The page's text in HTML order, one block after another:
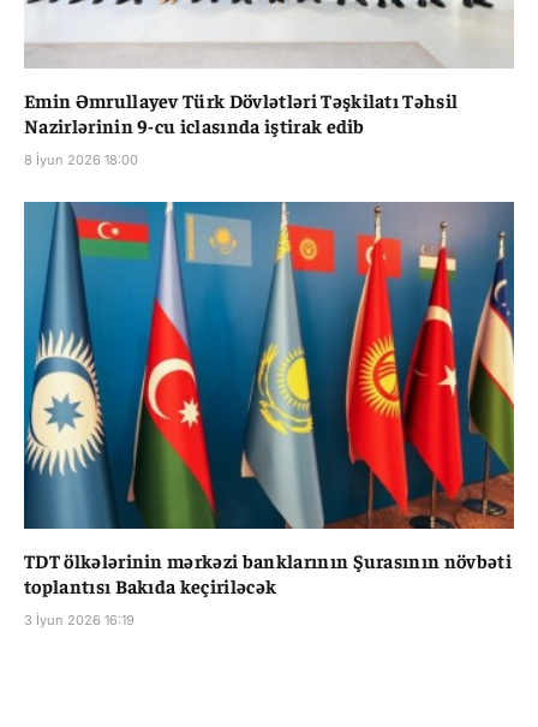
Emin Əmrullayev Türk Dövlətləri Təşkilatı Təhsil
Nazirlərinin 9-cu iclasında iştirak edib
8 İyun 2026 18:00
TDT ölkələrinin mərkəzi banklarının Şurasının növbəti
toplantısı Bakıda keçiriləcək
3 İyun 2026 16:19